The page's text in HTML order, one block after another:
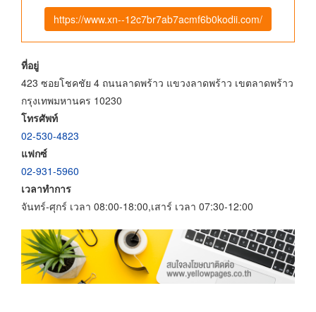
https://www.xn--12c7br7ab7acmf6b0kodii.com/
ที่อยู่
423 ซอยโชคชัย 4 ถนนลาดพร้าว แขวงลาดพร้าว เขตลาดพร้าว
กรุงเทพมหานคร 10230
โทรศัพท์
02-530-4823
แฟกซ์
02-931-5960
เวลาทำการ
จันทร์-ศุกร์ เวลา 08:00-18:00,เสาร์ เวลา 07:30-12:00